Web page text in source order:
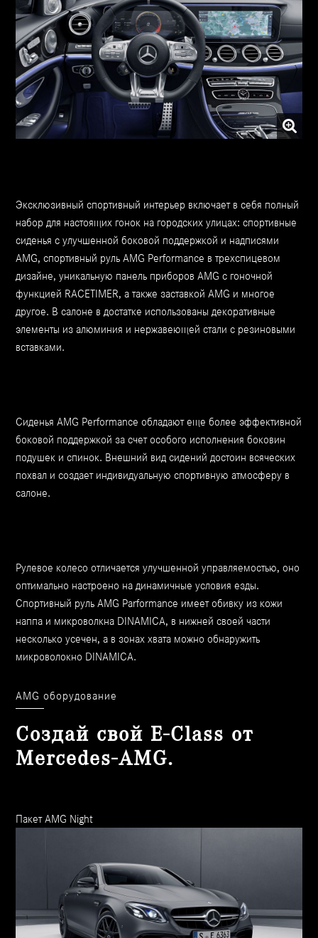
Эксклюзивный спортивный интерьер включает в себя полный
набор для настоящих гонок на городских улицах: спортивные
сиденья с улучшенной боковой поддержкой и надписями
AMG, спортивный руль AMG Performance в трехспицевом
дизайне, уникальную панель приборов AMG с гоночной
функцией RACETIMER, а также заставкой AMG и многое
другое. В салоне в достатке использованы декоративные
элементы из алюминия и нержавеющей стали с резиновыми
вставками.
Сиденья AMG Performance обладают еще более эффективной
боковой поддержкой за счет особого исполнения боковин
подушек и спинок. Внешний вид сидений достоин всяческих
похвал и создает индивидуальную спортивную атмосферу в
салоне.
Рулевое колесо отличается улучшенной управляемостью, оно
оптимально настроено на динамичные условия езды.
Спортивный руль AMG Parformance имеет обивку из кожи
наппа и микроволкна DINAMICA, в нижней своей части
несколько усечен, а в зонах хвата можно обнаружить
микроволокно DINAMICA.
AMG оборудование
Создай свой Е-Class от
Mercedes-AMG.
Пакет AMG Night